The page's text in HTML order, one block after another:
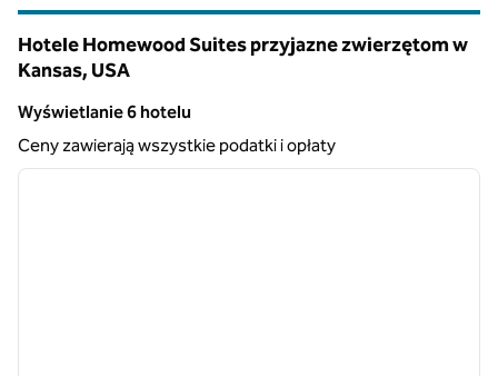
Hotele Homewood Suites przyjazne zwierzętom w
Kansas, USA
Wyświetlanie 6 hotelu
Wyświetlanie 6 hotelu
Ceny zawierają wszystkie podatki i opłaty
1 z 12